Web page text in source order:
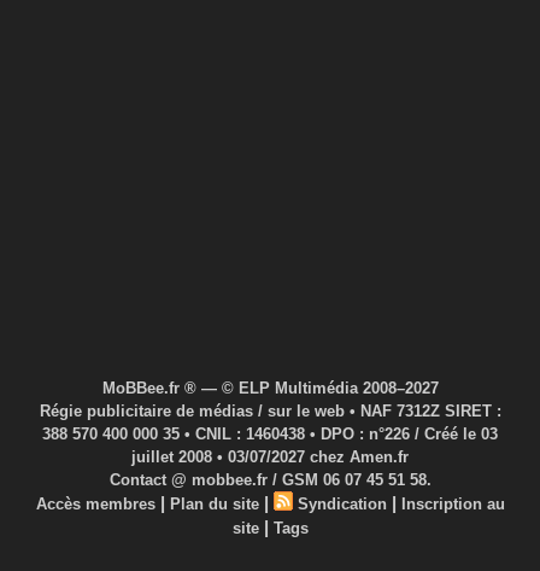
MoBBee.fr ® — © ELP Multimédia 2008–2027
Régie publicitaire de médias / sur le web • NAF 7312Z SIRET :
388 570 400 000 35 • CNIL : 1460438 • DPO : n°226 / Créé le 03
juillet 2008 • 03/07/2027 chez Amen.fr
Contact @ mobbee.fr / GSM 06 07 45 51 58.
Accès membres | Plan du site | Syndication |
Inscription au
site | Tags